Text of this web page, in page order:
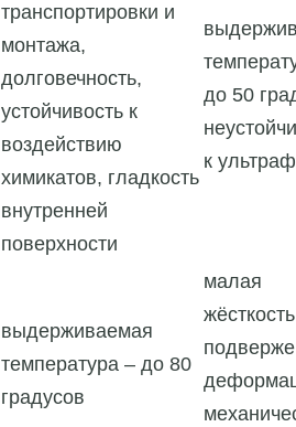
транспортировки и
монтажа,
долговечность,
устойчивость к
воздействию
химикатов, гладкость
внутренней
поверхности
до 50
к
выдерживаемая
температура – до 80
градусов
малая